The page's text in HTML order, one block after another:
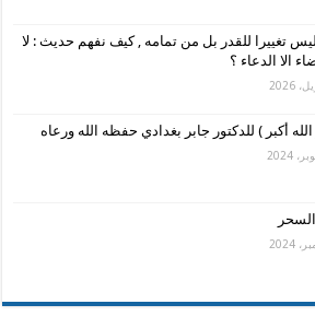
ليس تغييرا للقدر بل من تمامه , كيف نفهم حديث : لا
الا الدعاء ؟
أكبر ) للدكتور جابر بغدادي حفظه الله ورعاه